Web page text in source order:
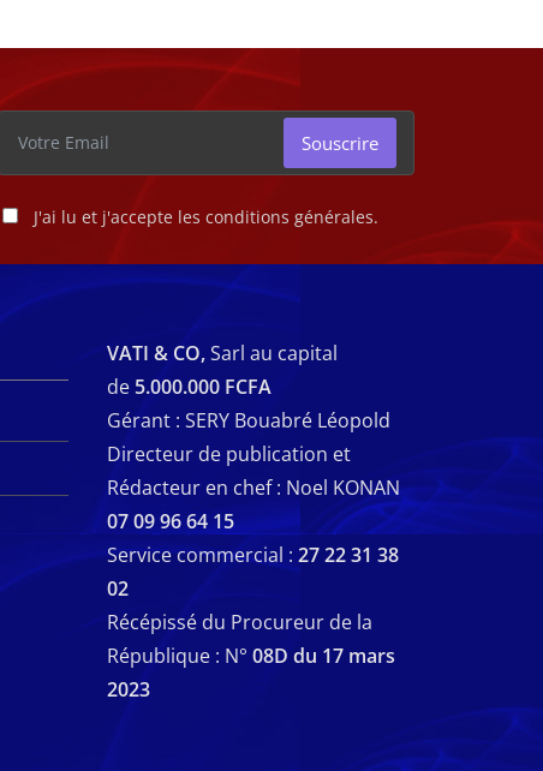
J'ai lu et j'accepte les conditions générales.
Souscrire
VATI & CO,Sarl au capital
de 5.000.000 FCFA
Gérant : SERY Bouabré Léopold
Directeur de publication et
Rédacteur en chef : Noel KONAN
07 09 96 64 15
Service commercial : 27 22 31 38
02
Récépissé du Procureur de la
République : N° 08D du 17 mars
2023